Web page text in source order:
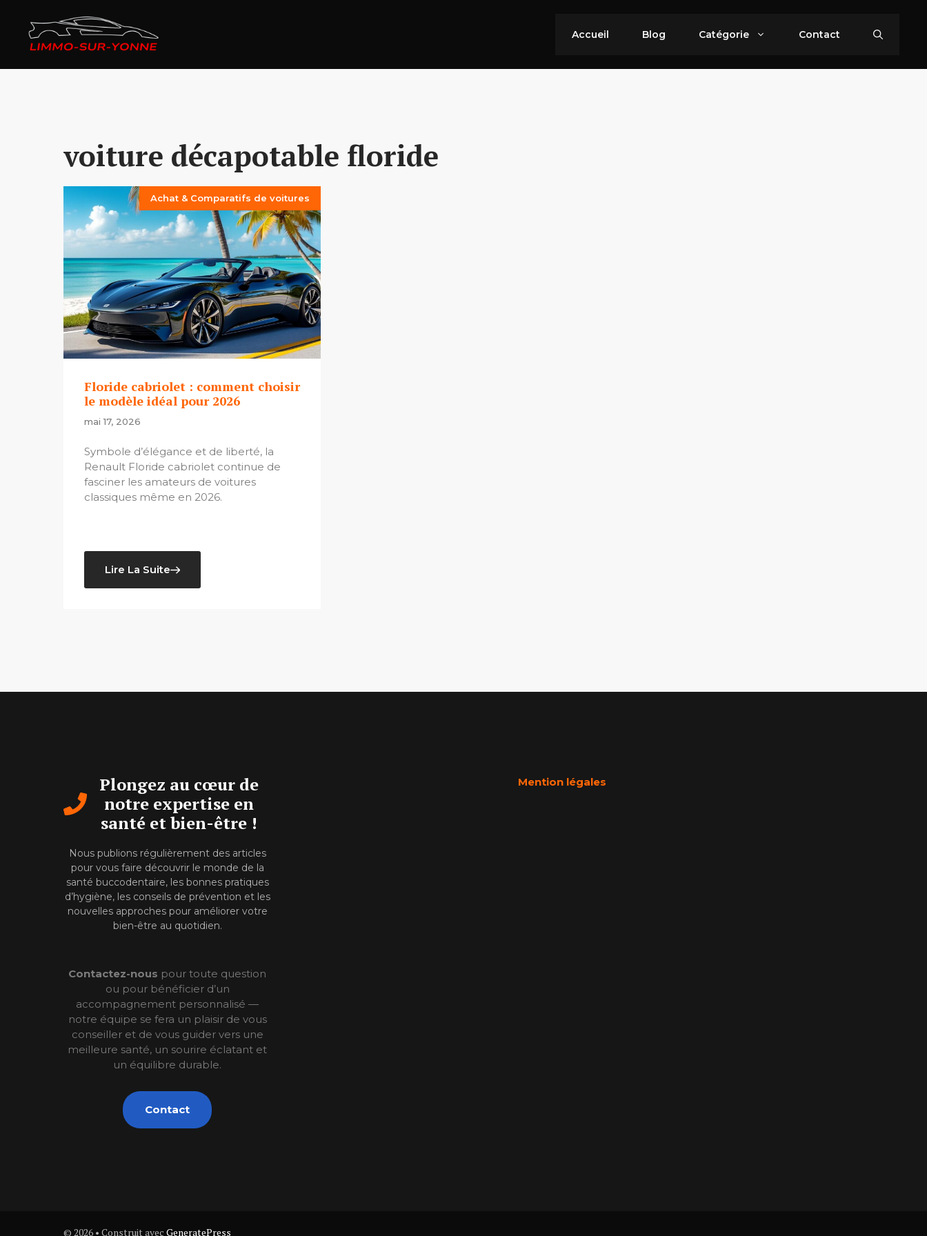
contenu
Accueil Blog Catégorie Contact
voiture décapotable floride
Achat & Comparatifs de voitures
Floride cabriolet : comment choisir
le modèle idéal pour 2026
mai 17, 2026
Symbole d’élégance et de liberté, la
Renault Floride cabriolet continue de
fasciner les amateurs de voitures
classiques même en 2026.
Lire La Suite
Plongez au cœur de
notre expertise en
santé et bien-être !
Nous publions régulièrement des articles
pour vous faire découvrir le monde de la
santé buccodentaire, les bonnes pratiques
d’hygiène, les conseils de prévention et les
nouvelles approches pour améliorer votre
bien-être au quotidien.
Contactez-nous pour toute question
ou pour bénéficier d’un
accompagnement personnalisé —
notre équipe se fera un plaisir de vous
conseiller et de vous guider vers une
meilleure santé, un sourire éclatant et
un équilibre durable.
Contact
Mention légales
© 2026 • Construit avec GeneratePress